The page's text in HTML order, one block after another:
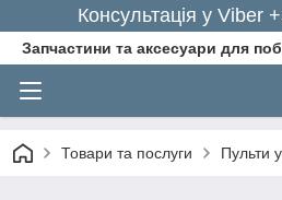
Консультація у Viber
Запчастини та аксесуари для
Товари та послуги Пульти